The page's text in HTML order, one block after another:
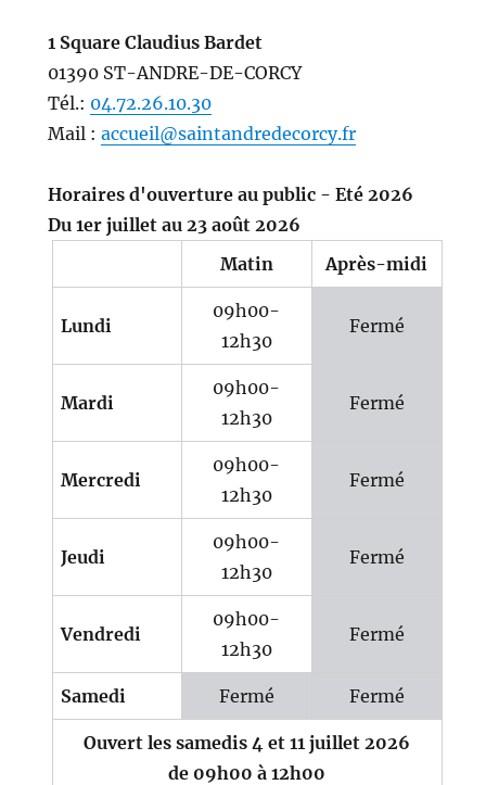
1 Square Claudius Bardet
01390 ST-ANDRE-DE-CORCY
Tél.: 04.72.26.10.30
Mail : accueil@saintandredecorcy.fr
Horaires d'ouverture au public - Eté 2026
Du 1er juillet au 23 août 2026
Matin
Après-midi
Lundi
09h00-
12h30
Fermé
Mardi
09h00-
12h30
Fermé
Mercredi
09h00-
12h30
Fermé
Jeudi
09h00-
12h30
Fermé
Vendredi
09h00-
12h30
Fermé
Samedi Fermé Fermé
Ouvert les samedis 4 et 11 juillet 2026
de 09h00 à 12h00